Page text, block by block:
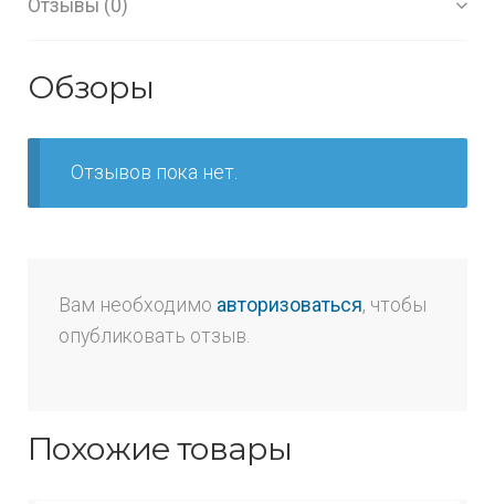
Отзывы (0)
Обзоры
Отзывов пока нет.
Вам необходимо авторизоваться, чтобы
опубликовать отзыв.
Похожие товары